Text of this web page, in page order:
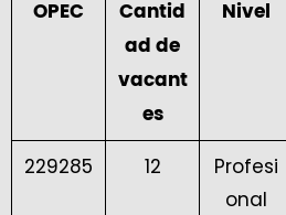
OPEC
Cantid
ad de
vacant
es
Nivel
229285 12
Profesi
onal